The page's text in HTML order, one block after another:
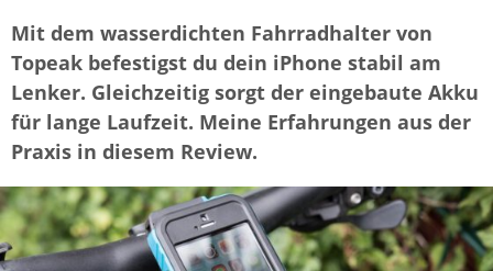
Mit dem wasserdichten Fahrradhalter von
Topeak befestigst du dein iPhone stabil am
Lenker. Gleichzeitig sorgt der eingebaute Akku
für lange Laufzeit. Meine Erfahrungen aus der
Praxis in diesem Review.